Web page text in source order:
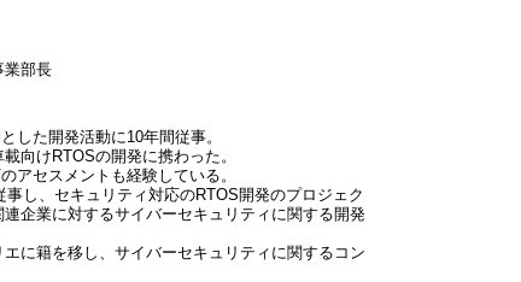
部長
した開発活動に10年間従事。
向けRTOSの開発に携わった。
アセスメントも経験している。
し、セキュリティ対応のRTOS開発のプロジェク
企業に対するサイバーセキュリティに関する開発
に籍を移し、サイバーセキュリティに関するコン